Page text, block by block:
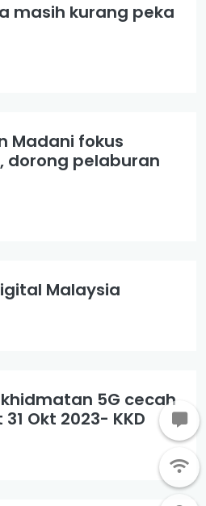
masih kurang peka
Madani fokus
dorong pelaburan
Malaysia
5G cecah
Okt 2023- KKD